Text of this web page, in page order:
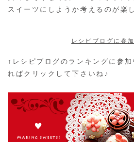
スイーツにしようか考えるのが楽
レシピブログに参
↑レシピブログのランキングに参
ればクリックして下さいね♪